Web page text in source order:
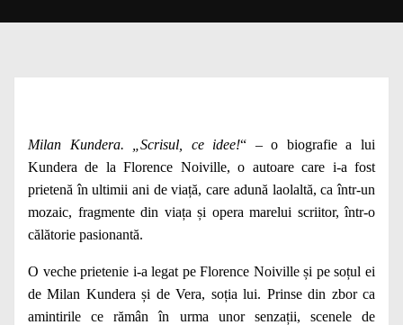
Milan Kundera. „Scrisul, ce idee!“ ‒o biografie a lui
Kundera de la Florence Noiville, o autoare care i-a fost
prietenă în ultimii ani de viață, care adună laolaltă, ca într-un
mozaic, fragmente din viața și opera marelui scriitor, într-o
călătorie pasionantă.
O veche prietenie i-a legat pe Florence Noiville și pe soțul ei
de Milan Kundera și de Vera, soția lui. Prinse din zbor ca
amintirile ce rămân în urma unor senzații, scenele de